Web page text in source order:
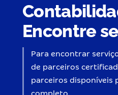
Encontre
Para encontrar
de parceiros
parceiros disponíveis
completo.